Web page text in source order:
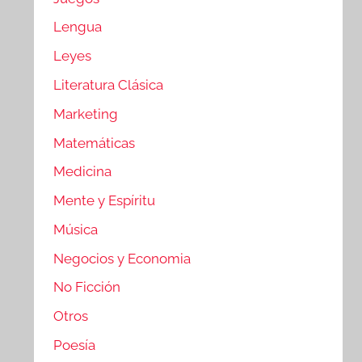
Lengua
Leyes
Literatura Clásica
Marketing
Matemáticas
Medicina
Mente y Espíritu
Música
Negocios y Economia
No Ficción
Otros
Poesía